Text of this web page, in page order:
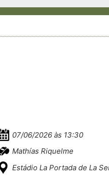
07/06/2026 às 13:30
Mathías Riquelme
Estádio La Portada de La